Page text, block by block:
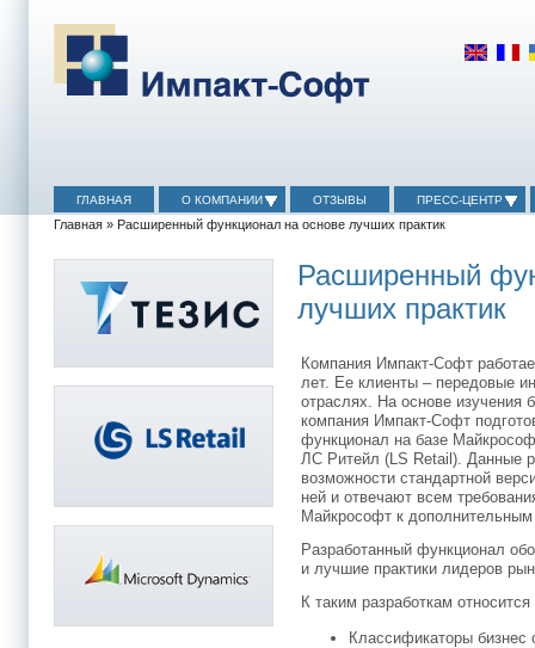
ГЛАВНАЯ О КОМПАНИИ ОТЗЫВЫ ПРЕСС-ЦЕНТР
Главная » Расширенный функционал на основе лучших практик
Расширенный
лучших практик
Компания Импакт-Софт
лет. Ее клиенты – передовые
отраслях. На основе изучения
компания Импакт-Софт
функционал на базе
ЛС Ритейл (LS Retail). Данные
возможности стандартной
ней и отвечают всем
Майкрософт к
Разработанный функционал
и лучшие практики лидеров
К таким разработкам
Классификаторы бизнес